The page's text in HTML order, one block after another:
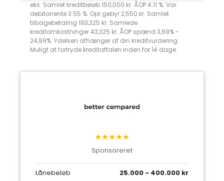
eks: Samlet kreditbeløb 150,000 kr. ÅOP 4.11 %. Var.
debitorrente 3.55 %. Opr.gebyr 2,550 kr. Samlet
tilbagebetaling 193,325 kr. Samlede
kreditomkostninger 43,325 kr. ÅOP spænd 3,69% -
24,99%. Ydelsen afhænger af din kreditvurdering.
Muligt at fortryde kreditaftalen inden for 14 dage.
★★★★★
Sponsoreret
Lånebeløb 25.000 - 400.000 kr